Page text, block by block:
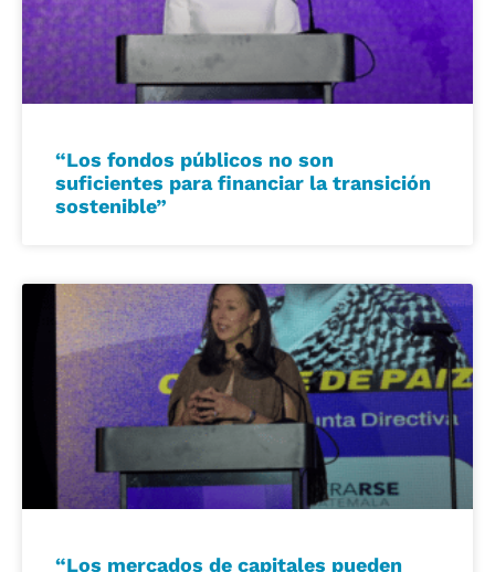
“Los fondos públicos no son
suficientes para financiar la transición
sostenible”
“Los mercados de capitales pueden